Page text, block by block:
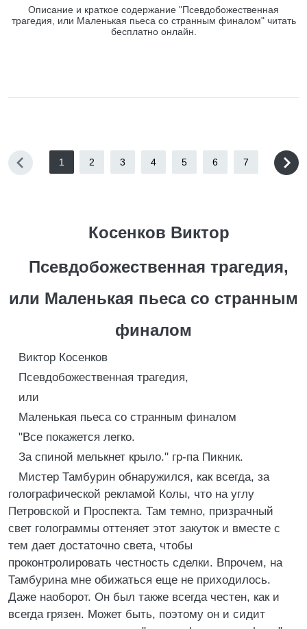
Описание и краткое содержание "Псевдобожественная
трагедия, или Маленькая пьеса со странным финалом" читать
бесплатно онлайн.
1 2 3 4 5 6 7
Косенков Виктор
Псевдобожественная трагедия,
или Маленькая пьеса со странным
финалом
Виктор Косенков
Псевдобожественная трагедия,
или
Маленькая пьеса со странным финалом
"Все покажется легко.
За спиной мелькнет крыло." гр-па Пикник.
Мистер Тамбурин обнаружился, как всегда, за
голографической рекламой Колы, что на углу
Петровской и Проспекта. Там темно, призрачный
свет голограммы оттеняет этот закуток и вместе с
тем дает достаточно света, чтобы
проконтролировать честность сделки. Впрочем, на
Тамбурина мне обижаться еще не приходилось.
Даже наоборот. Он был также всегда честен, как и
всегда грязен. Может быть, поэтому он и сидит